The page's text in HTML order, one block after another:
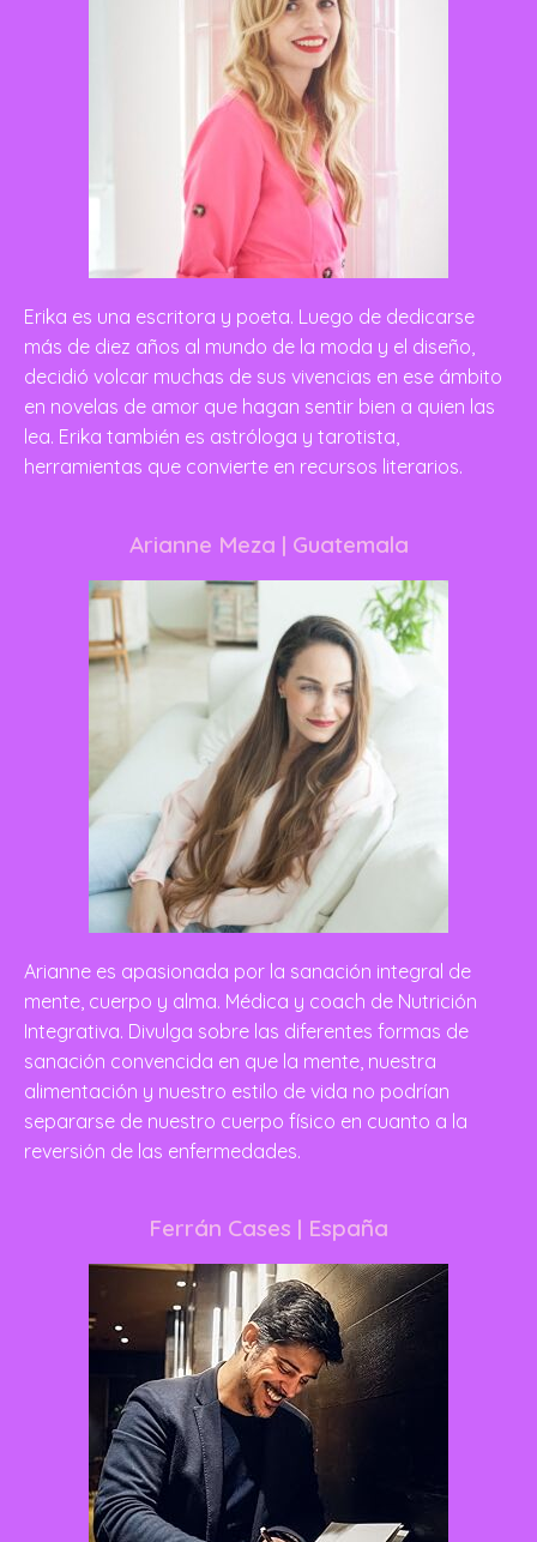
Erika es una escritora y poeta. Luego de dedicarse
más de diez años al mundo de la moda y el diseño,
decidió volcar muchas de sus vivencias en ese ámbito
en novelas de amor que hagan sentir bien a quien las
lea. Erika también es astróloga y tarotista,
herramientas que convierte en recursos literarios.
Arianne Meza | Guatemala
Arianne es apasionada por la sanación integral de
mente, cuerpo y alma. Médica y coach de Nutrición
Integrativa. Divulga sobre las diferentes formas de
sanación convencida en que la mente, nuestra
alimentación y nuestro estilo de vida no podrían
separarse de nuestro cuerpo físico en cuanto a la
reversión de las enfermedades.
Ferrán Cases | España